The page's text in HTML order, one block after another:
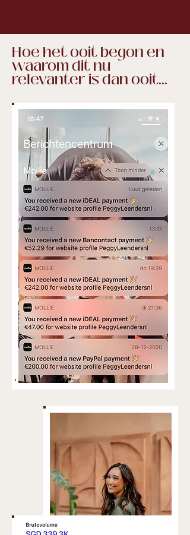
Hoe het ooit begon en
waarom dit nu
relevanter is dan ooit...